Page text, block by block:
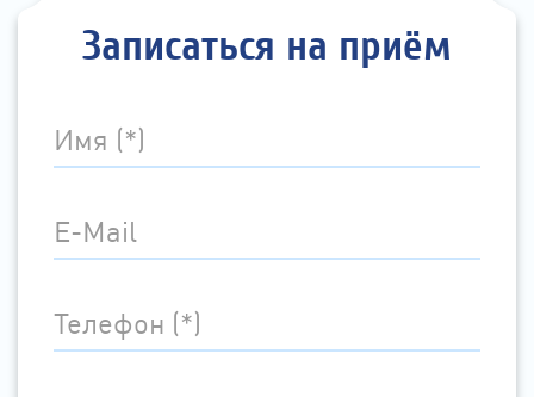
Записаться на приём
Имя (*)
E-Mail
Телефон (*)